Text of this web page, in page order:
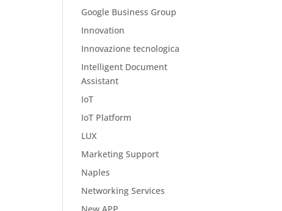
Google Business Group
Innovation
Innovazione tecnologica
Intelligent Document
Assistant
IoT
IoT Platform
LUX
Marketing Support
Naples
Networking Services